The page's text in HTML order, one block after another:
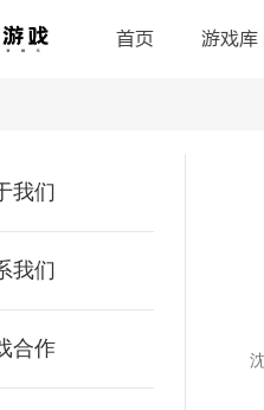
首页 游戏库
我们
我们
合作